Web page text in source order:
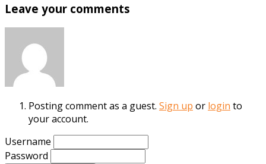
Leave your comments
Posting comment as a guest. Sign up or login to
your account.
Username
Password